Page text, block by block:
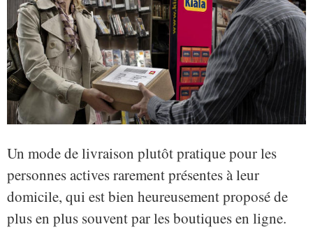
Un mode de livraison plutôt pratique pour les
personnes actives rarement présentes à leur
domicile, qui est bien heureusement proposé de
plus en plus souvent par les boutiques en ligne.